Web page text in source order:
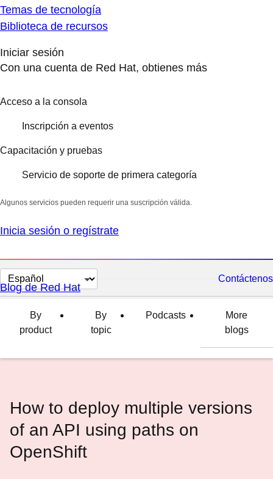
Temas de tecnología
Biblioteca de recursos
Iniciar sesión
Con una cuenta de Red Hat, obtienes más
Acceso a la consola
Inscripción a eventos
Capacitación y pruebas
Servicio de soporte de primera categoría
Algunos servicios pueden requerir una suscripción válida.
Inicia sesión o regístrate
Cambiar
el
idioma
Contáctenos
Blog de Red Hat
By
product
By
topic
Podcasts
More
blogs
How to deploy multiple versions
of an API using paths on
OpenShift